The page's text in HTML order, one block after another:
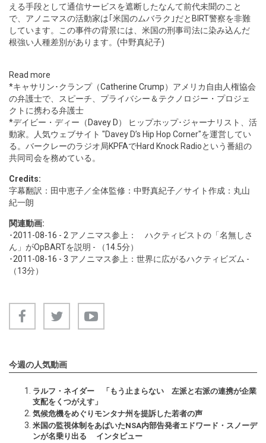
える手段として通信サービスを遮断したなんて前代未聞のこと
で、アノニマスの活動家は｢米国のムバラク｣だとBIRT警察を非難
しています。この事件の背景には、米国の刑事司法に染み込んだ
根強い人種差別があります。(中野真紀子)
Read more
*キャサリン･クランプ（Catherine Crump）アメリカ自由人権協会
の弁護士で、スピーチ、プライバシー＆テクノロジー・プロジェ
クトに携わる弁護士
*デイビー・ディー（ Davey D） ヒップホップ･ジャーナリスト、活
動家。人気ウェブサイト "Davey D’s Hip Hop Corner"を運営してい
る。バークレーのラジオ局KPFAでHard Knock Radioという番組の
共同司会を務めている。
Credits:
字幕翻訳：田中恵子／全体監修：中野真紀子／サイト作成：丸山
紀一朗
関連動画:
･2011-08-16 - 2 アノニマス参上： ハクティビストの「名無しさ
ん」がOpBARTを説明 - （14.5分）
･2011-08-16 - 3 アノニマス参上：世界に広がるハクティビズム -
（13分）
今週の人気動画
ラルフ・ネイダー 「もう止まらない 左派と右派の連携が企業
支配をくつがえす」
気候危機をめぐりモンタナ州を提訴した若者の声
米国の監視体制をあばいたNSA内部告発者エドワード・スノーデ
ンが名乗り出る インタビュー